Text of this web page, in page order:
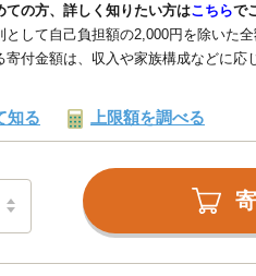
ての方、詳しく知りたい方はこちらで
して自己負担額の2,000円を除いた
寄付金額は、収入や家族構成などに応
知る 上限額を調べる